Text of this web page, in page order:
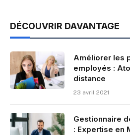
DÉCOUVRIR DAVANTAGE
Améliorer les
employés :
distance
23 avril 2021
Gestionnaire
: Expertise en